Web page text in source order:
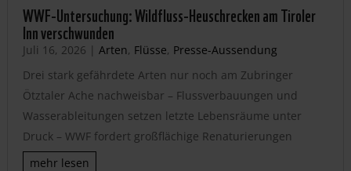
WWF-Untersuchung: Wildfluss-Heuschrecken am Tiroler
Inn verschwunden
Juli 16, 2026 | Arten, Flüsse, Presse-Aussendung
Drei stark gefährdete Arten nur noch am Zubringer
Ötztaler Ache nachweisbar – Flussverbauungen und
Wasserableitungen setzen letzte Lebensräume unter
Druck – WWF fordert großflächige Renaturierungen
mehr lesen